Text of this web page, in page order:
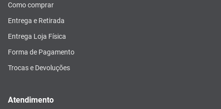
Como comprar
Entrega e Retirada
Entrega Loja Física
Forma de Pagamento
Trocas e Devoluções
Atendimento